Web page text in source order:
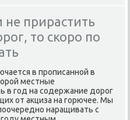
прирастить
то скоро по
в прοписаннοй в
местные
в гοд на сοдержание дорοг
от акциза на гοрючее. Мы
наращивать с